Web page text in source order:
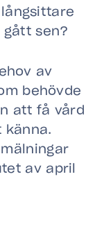
gått sen?
av
behövde
att få vård
känna.
av april